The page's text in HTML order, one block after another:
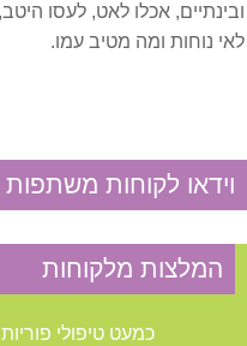
בעיות נשימה
סינוסיטיס
ובינתיים, אכלו לאט, לעסו
לאי נוחות ומה מטיב עמו.
וידאו לקוחות משתפות
המלצות מלקוחות
כמעט טיפולי